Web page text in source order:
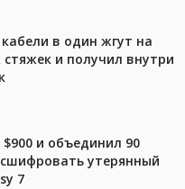
в один жгут на
стяжек и получил внутри
и объединил 90
утерянный
7